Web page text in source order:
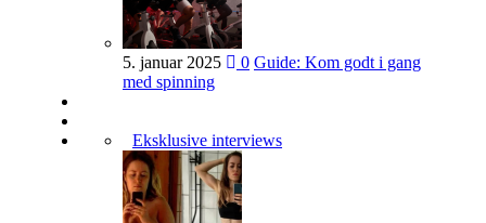
5. januar 2025 0 Guide: Kom godt i gang
med spinning
Eksklusive interviews